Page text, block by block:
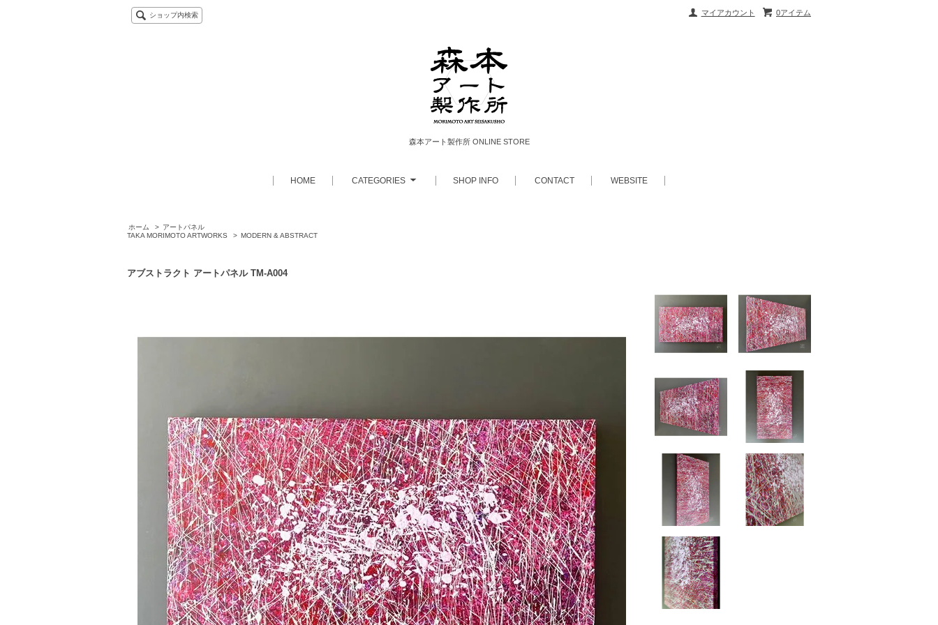
0アイテム
マイアカウント
ショップ内検索
森本アート製作所 ONLINE STORE
HOME CATEGORIES SHOP INFO CONTACT WEBSITE
ホーム > アートパネル
TAKA MORIMOTO ARTWORKS
> MODERN & ABSTRACT
アブストラクト アートパネル TM-A004